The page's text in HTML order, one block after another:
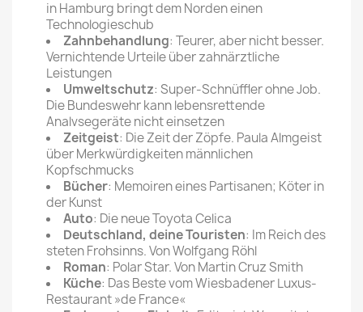
in Hamburg bringt dem Norden einen
Technologieschub
Zahnbehandlung: Teurer, aber nicht besser.
Vernichtende Urteile über zahnärztliche
Leistungen
Umweltschutz: Super-Schnüffler ohne Job.
Die Bundeswehr kann lebensrettende
Analvsegeräte nicht einsetzen
Zeitgeist: Die Zeit der Zöpfe. Paula Almgeist
über Merkwürdigkeiten männlichen
Kopfschmucks
Bücher: Memoiren eines Partisanen; Köter in
der Kunst
Auto: Die neue Toyota Celica
Deutschland, deine Touristen: Im Reich des
steten Frohsinns. Von Wolfgang Röhl
Roman: Polar Star. Von Martin Cruz Smith
Küche: Das Beste vom Wiesbadener Luxus-
Restaurant »de France«